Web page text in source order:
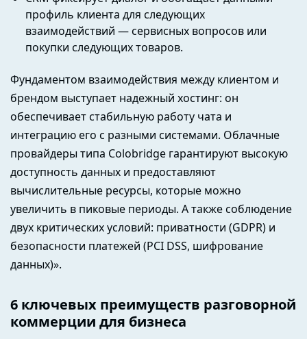
профиль клиента для следующих
взаимодействий — сервисных вопросов или
покупки следующих товаров.
Фундаментом взаимодействия между клиентом и
брендом выступает надежный хостинг: он
обеспечивает стабильную работу чата и
интеграцию его с разными системами. Облачные
провайдеры типа Colobridge гарантируют высокую
доступность данных и предоставляют
вычислительные ресурсы, которые можно
увеличить в пиковые периоды. А также соблюдение
двух критических условий: приватности (GDPR) и
безопасности платежей (PCI DSS, шифрование
данных)».
6 ключевых преимуществ разговорной
коммерции для бизнеса